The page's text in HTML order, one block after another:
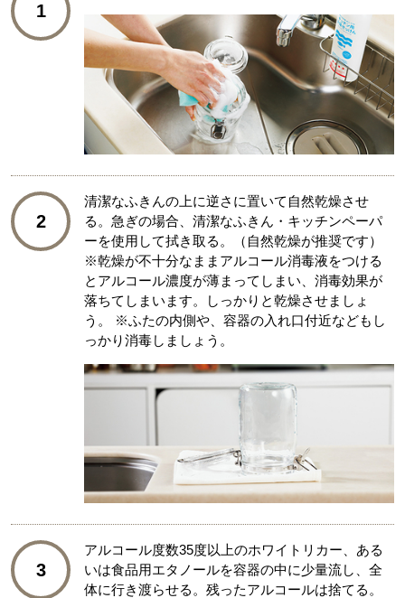
1
2
清潔なふきんの上に逆さに置いて自然乾燥させ
る。急ぎの場合、清潔なふきん・キッチンペーパ
ーを使用して拭き取る。（自然乾燥が推奨です）
※乾燥が不十分なままアルコール消毒液をつける
とアルコール濃度が薄まってしまい、消毒効果が
落ちてしまいます。しっかりと乾燥させましょ
う。 ※ふたの内側や、容器の入れ口付近などもし
っかり消毒しましょう。
3
アルコール度数35度以上のホワイトリカー、ある
いは食品用エタノールを容器の中に少量流し、全
体に行き渡らせる。残ったアルコールは捨てる。